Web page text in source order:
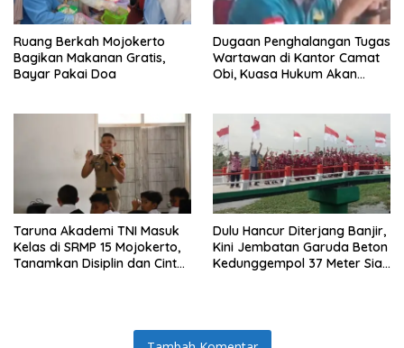
Ruang Berkah Mojokerto
Bagikan Makanan Gratis,
Bayar Pakai Doa
Dugaan Penghalangan Tugas
Wartawan di Kantor Camat
Obi, Kuasa Hukum Akan
Taruna Akademi TNI Masuk
Kelas di SRMP 15 Mojokerto,
Tanamkan Disiplin dan Cinta
Dulu Hancur Diterjang Banjir,
Kini Jembatan Garuda Beton
Kedunggempol 37 Meter Siap